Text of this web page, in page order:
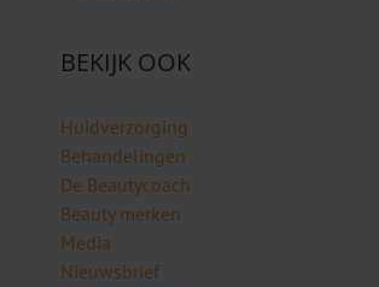
BEKIJK OOK
Huidverzorging
Behandelingen
De Beautycoach
Beauty merken
Media
Nieuwsbrief